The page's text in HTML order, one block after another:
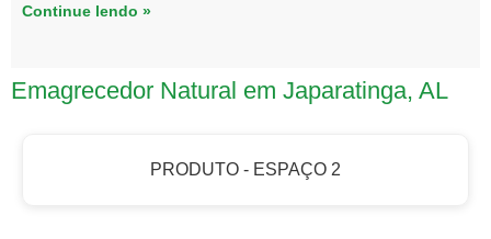
Continue lendo »
Emagrecedor Natural em Japaratinga, AL
PRODUTO - ESPAÇO 2